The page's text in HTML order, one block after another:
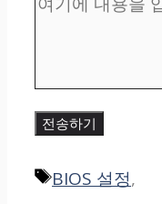
전송하기
태
BIOS 설정,